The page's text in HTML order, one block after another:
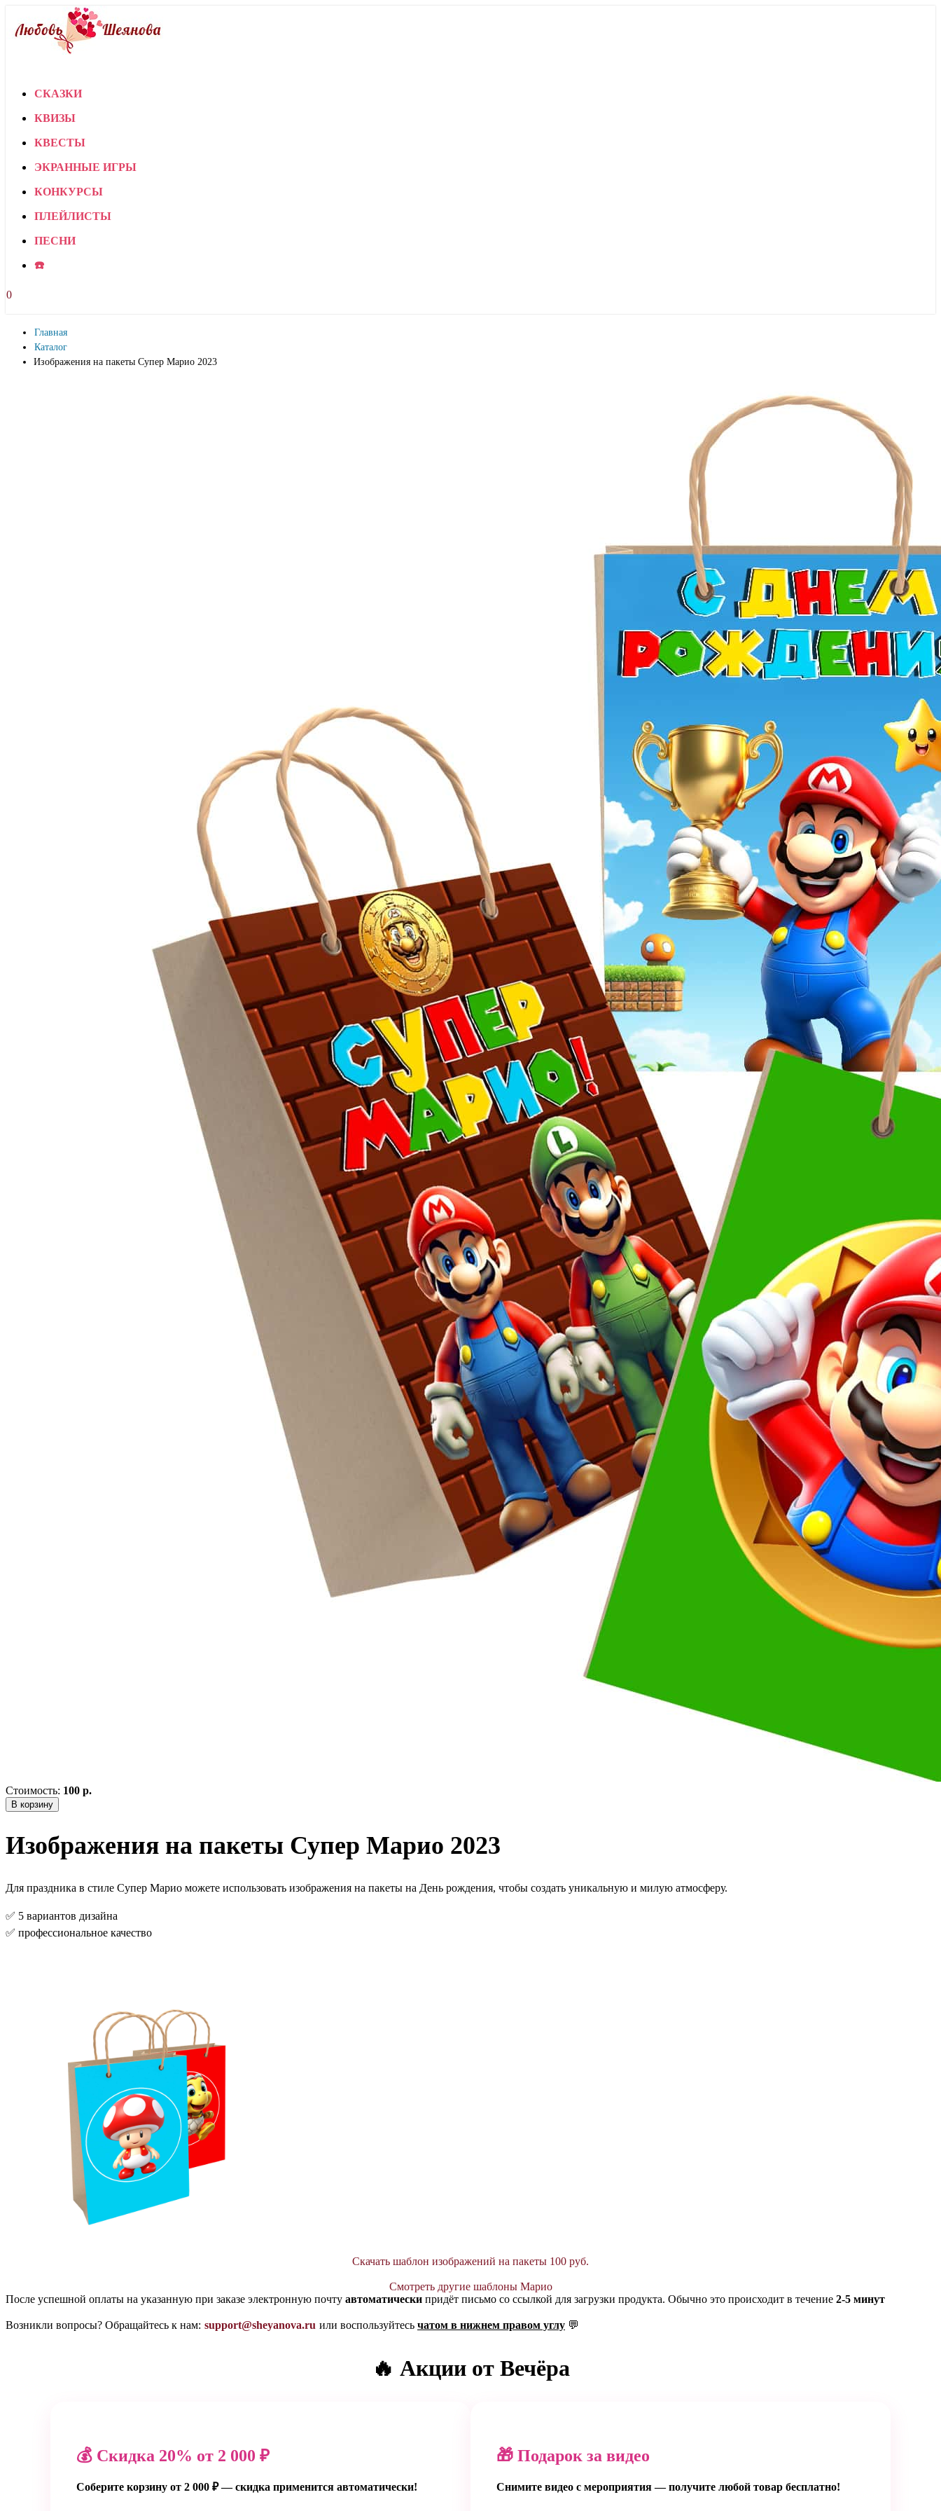
СКАЗКИ
КВИЗЫ
КВЕСТЫ
ЭКРАННЫЕ ИГРЫ
КОНКУРСЫ
ПЛЕЙЛИСТЫ
ПЕСНИ
☎️
0
Главная
Каталог
Изображения на пакеты Супер Марио 2023
Стоимость: 100 р.
В корзину
Изображения на пакеты Супер Марио 2023
Для праздника в стиле Супер Марио можете использовать изображения на пакеты на День рождения, чтобы создать уникальную и милую атмосферу.
✅ 5 вариантов дизайна
✅ профессиональное качество
Скачать шаблон изображений на пакеты 100 руб.
Смотреть другие шаблоны Марио
После успешной оплаты на указанную при заказе электронную почту автоматически придёт письмо со ссылкой для загрузки продукта. Обычно это происходит в течение 2-5 минут
Возникли вопросы? Обращайтесь к нам: support@sheyanova.ru или воспользуйтесь чатом в нижнем правом углу 💬
🔥 Акции от Вечёра
💰 Скидка 20% от 2 000 ₽
Соберите корзину от 2 000 ₽ — скидка применится автоматически!
🎁 Подарок за видео
Снимите видео с мероприятия — получите любой товар бесплатно!